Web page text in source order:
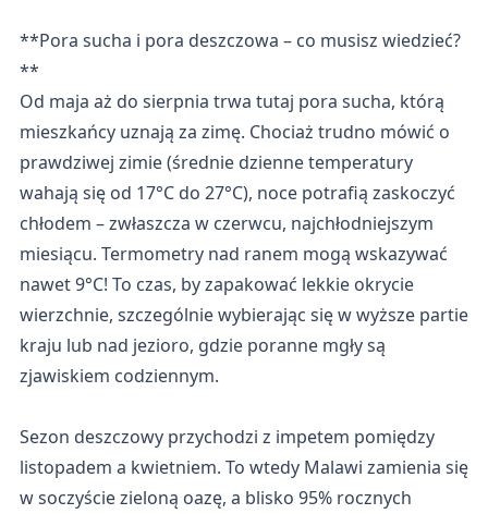
**Pora sucha i pora deszczowa – co musisz wiedzieć?
**
Od maja aż do sierpnia trwa tutaj pora sucha, którą
mieszkańcy uznają za zimę. Chociaż trudno mówić o
prawdziwej zimie (średnie dzienne temperatury
wahają się od 17°C do 27°C), noce potrafią zaskoczyć
chłodem – zwłaszcza w czerwcu, najchłodniejszym
miesiącu. Termometry nad ranem mogą wskazywać
nawet 9°C! To czas, by zapakować lekkie okrycie
wierzchnie, szczególnie wybierając się w wyższe partie
kraju lub nad jezioro, gdzie poranne mgły są
zjawiskiem codziennym.
Sezon deszczowy przychodzi z impetem pomiędzy
listopadem a kwietniem. To wtedy Malawi zamienia się
w soczyście zieloną oazę, a blisko 95% rocznych